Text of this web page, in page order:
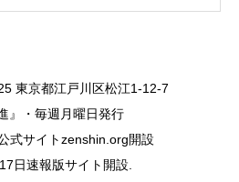
東京都江戸川区松江1-12-7
』・毎週月曜日発行
式サイトzenshin.org開設
日速報版サイト開設.